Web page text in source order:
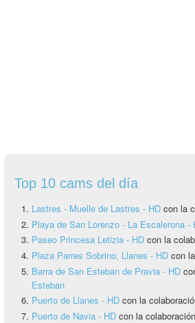
Top 10 cams del día
Lastres - Muelle de Lastres - HD con la
Playa de San Lorenzo - La Escalerona -
Paseo Princesa Letizia - HD con la
Plaza Parres Sobrino, Llanes - HD con
Barra de San Esteban de Pravia - HD
Esteban
Puerto de Llanes - HD con la
Puerto de Navia - HD con la